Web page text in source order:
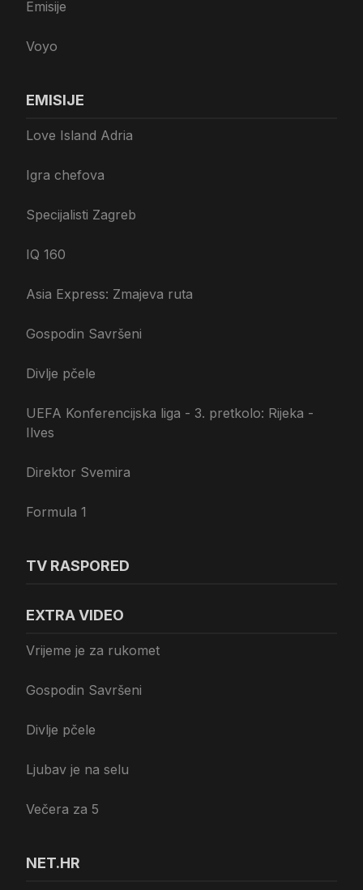
Emisije
Voyo
EMISIJE
Love Island Adria
Igra chefova
Specijalisti Zagreb
IQ 160
Asia Express: Zmajeva ruta
Gospodin Savršeni
Divlje pčele
UEFA Konferencijska liga - 3. pretkolo: Rijeka -
Ilves
Direktor Svemira
Formula 1
TV RASPORED
EXTRA VIDEO
Vrijeme je za rukomet
Gospodin Savršeni
Divlje pčele
Ljubav je na selu
Večera za 5
NET.HR